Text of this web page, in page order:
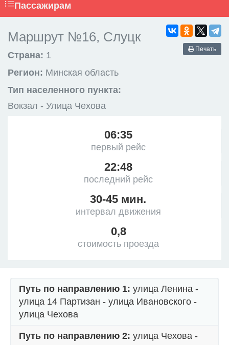
Пассажирам
Печать
Маршрут №16, Слуцк
Страна: 1
Регион: Минская область
Тип населенного пункта:
Вокзал - Улица Чехова
06:35
первый рейс
22:48
последний рейс
30-45 мин.
интервал движения
0,8
стоимость проезда
Путь по направлению 1: улица Ленина -
улица 14 Партизан - улица Ивановского -
улица Чехова
Путь по направлению 2: улица Чехова -